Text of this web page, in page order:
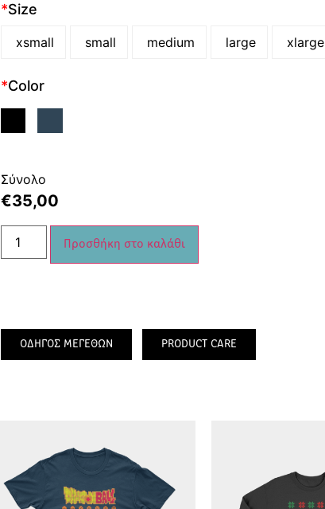
*Size
xsmall small medium large xlarge
*Color
Σύνολο
€35,00
Προσθήκη στο καλάθι
ΟΔΗΓΟΣ ΜΕΓΕΘΩΝ PRODUCT CARE